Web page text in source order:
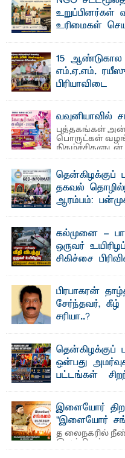
உறுப்பினர்கள்
உரிமைகள்
ஜே. எப். காமிலா பேகம்- இ
அமைப்புகள் (NGO)
15 ஆண்டுகால
எம்.ஏ.எம்.
பிரியாவிடை
வவுனியாவில்
புத்தகங்கள்
பொருட்கள்
நிகழ்ச்சிகளுடன்
தென்கிழக்குப்
தகவல்
ஆரம்பம்:
பேராசிரியர் எம். எம்.
தெ ன்கிழக்குப்
பீடத்தின் புவியியல்
கல்முனை -
ஒருவர்
சிகிச்சை
பாண்டிருப்பு ...பிரபாகரன்
சேர்ந்தவர், கீழ்
சரியா..?
தென்கிழக்குப்
ஒன்பது
பட்டங்கள் –
மற்றும் சிறப்புப் பரிசுகள்
எம்.வை. அமீர்- ஒ லுவிலில்
பல்கலைக்கழகத்தின்
இளையோர்
"இளையோர்
த லைநகரில்
இலக்கியத்
பணிகளை முன்னெடுத்து